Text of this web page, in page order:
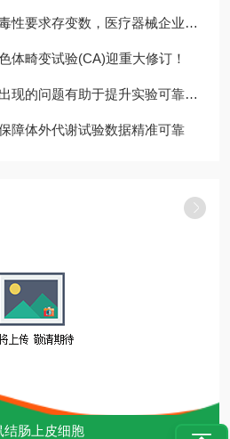
求存变数，医疗器械企业如何应对？
体畸变试验(CA)迎重大修订！
问题有助于提升实验可靠性与重复性
障体外代谢试验数据精准可靠
结肠上皮细胞